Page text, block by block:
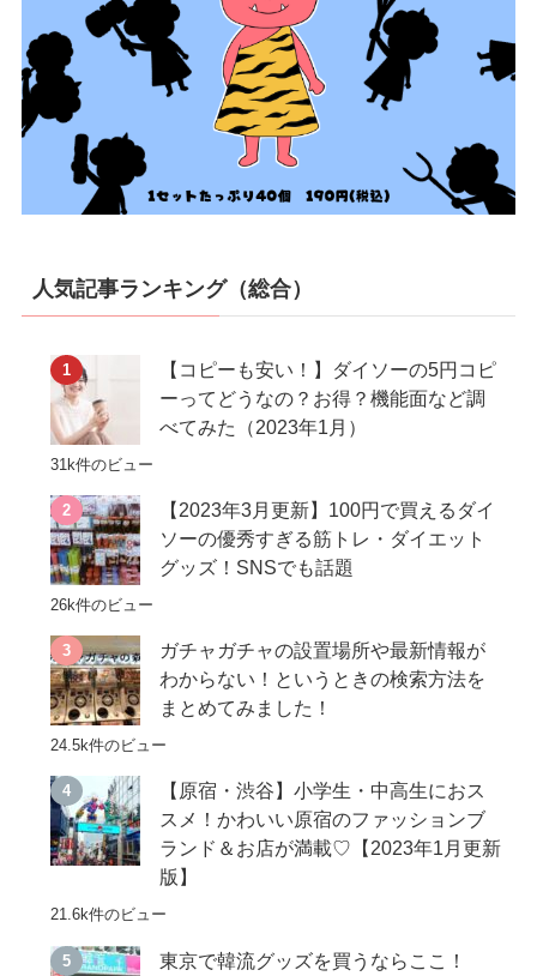
人気記事ランキング（総合）
【コピーも安い！】ダイソーの5円コピ
ーってどうなの？お得？機能面など調
べてみた（2023年1月）
31k件のビュー
【2023年3月更新】100円で買えるダイ
ソーの優秀すぎる筋トレ・ダイエット
グッズ！SNSでも話題
26k件のビュー
ガチャガチャの設置場所や最新情報が
わからない！というときの検索方法を
まとめてみました！
24.5k件のビュー
【原宿・渋谷】小学生・中高生におス
スメ！かわいい原宿のファッションブ
ランド＆お店が満載♡【2023年1月更新
版】
21.6k件のビュー
東京で韓流グッズを買うならここ！